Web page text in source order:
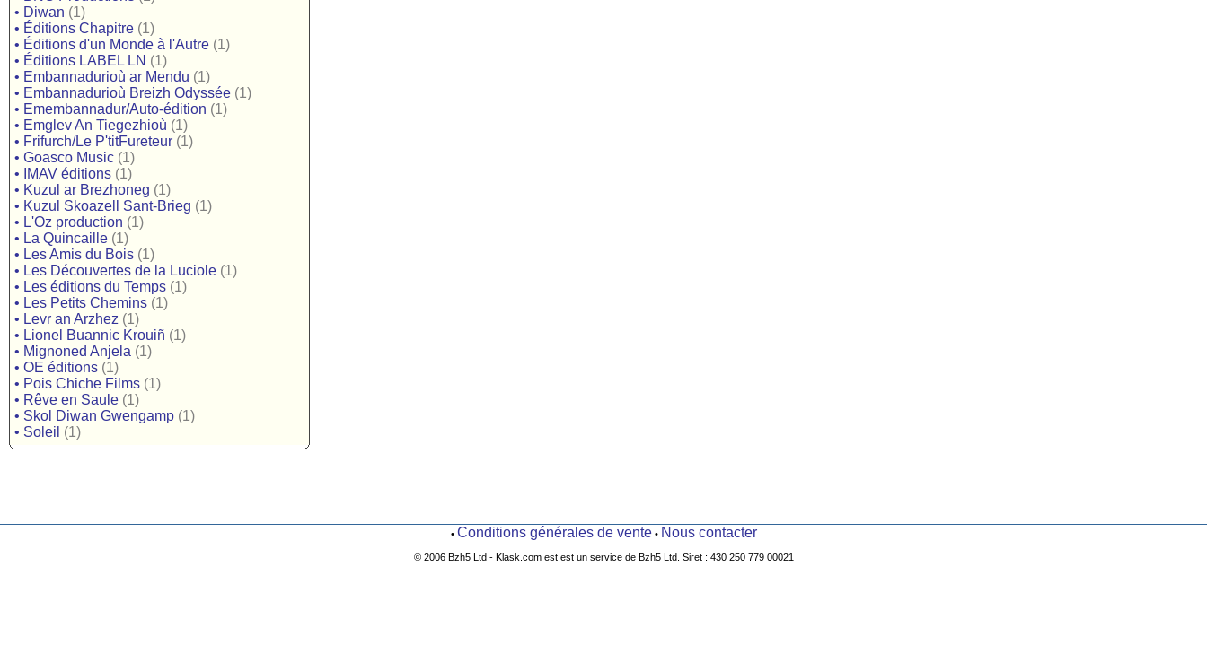
• Diwan (1)
• Éditions Chapitre (1)
• Éditions d'un Monde à l'Autre (1)
• Éditions LABEL LN (1)
• Embannadurioù ar Mendu (1)
• Embannadurioù Breizh Odyssée (1)
• Emembannadur/Auto-édition (1)
• Emglev An Tiegezhioù (1)
• Frifurch/Le P'titFureteur (1)
• Goasco Music (1)
•
IMAV éditions (1)
• Kuzul ar Brezhoneg (1)
• Kuzul Skoazell Sant-Brieg (1)
• L'Oz production (1)
• La Quincaille (1)
• Les Amis du Bois (1)
• Les Découvertes de la Luciole (1)
• Les éditions du Temps (1)
• Les Petits Chemins (1)
• Levr an Arzhez (1)
• Lionel Buannic Krouiñ (1)
• Mignoned Anjela (1)
• OE éditions (1)
• Pois Chiche Films (1)
• Rêve en Saule (1)
• Skol Diwan Gwengamp (1)
• Soleil (1)
• Conditions générales de vente• Nous contacter
© 2006 Bzh5 Ltd - Klask.com est est un service de Bzh5 Ltd. Siret : 430 250 779 00021